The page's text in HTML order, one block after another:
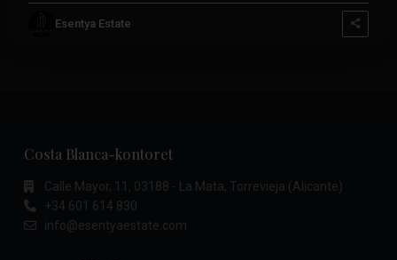
Esentya Estate
Costa Blanca-kontoret
Calle Mayor, 11, 03188 - La Mata, Torrevieja (Alicante)
+34 601 614 830
info@esentyaestate.com